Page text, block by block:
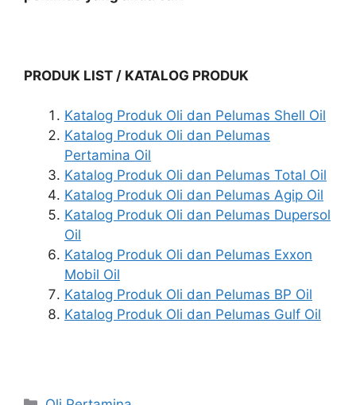
PRODUK LIST / KATALOG PRODUK
Katalog Produk Oli dan Pelumas Shell Oil
Katalog Produk Oli dan Pelumas
Pertamina Oil
Katalog Produk Oli dan Pelumas Total Oil
Katalog Produk Oli dan Pelumas Agip Oil
Katalog Produk Oli dan Pelumas Dupersol
Oil
Katalog Produk Oli dan Pelumas Exxon
Mobil Oil
Katalog Produk Oli dan Pelumas BP Oil
Katalog Produk Oli dan Pelumas Gulf Oil